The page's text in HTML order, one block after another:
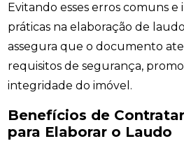
Evitando esses erros comuns
práticas na elaboração de
assegura que o documento
requisitos de segurança,
integridade do imóvel.
Benefícios de
para Elaborar o Laudo